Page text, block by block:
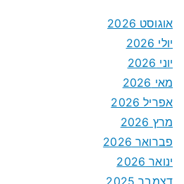
אוגוסט 2026
יולי 2026
יוני 2026
מאי 2026
אפריל 2026
מרץ 2026
פברואר 2026
ינואר 2026